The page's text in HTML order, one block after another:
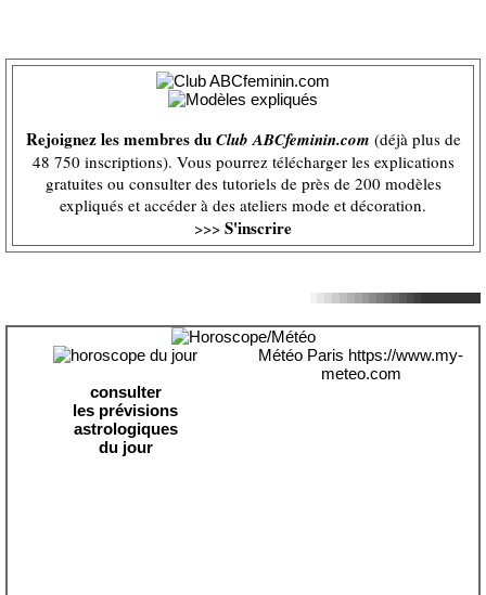
Rejoignez les membres duClub ABCfeminin.com (déjà plus de
48 750 inscriptions). Vous pourrez télécharger les explications
gratuites ou consulter des tutoriels de près de 200 modèles
expliqués et accéder à des ateliers mode et décoration.
>>> S'inscrire
consulter
les prévisions
astrologiques
du jour
Météo Paris https://www.my-
meteo.com